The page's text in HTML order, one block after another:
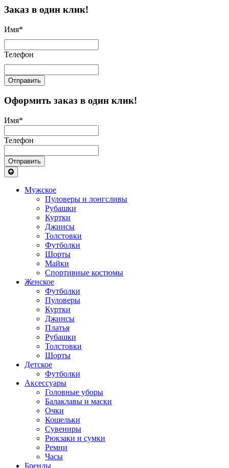
Заказ в один клик!
Имя*
Телефон
Отправить
Оформить заказ в один клик!
Имя*
Телефон
Отправить
Мужское
Пуловеры и лонгсливы
Рубашки
Куртки
Джинсы
Толстовки
Футболки
Шорты
Майки
Спортивные костюмы
Женское
Футболки
Пуловеры
Куртки
Джинсы
Платья
Рубашки
Толстовки
Шорты
Детское
Футболки
Аксессуары
Головные уборы
Балаклавы и маски
Очки
Кошельки
Сувениры
Рюкзаки и сумки
Ремни
Часы
Бренды